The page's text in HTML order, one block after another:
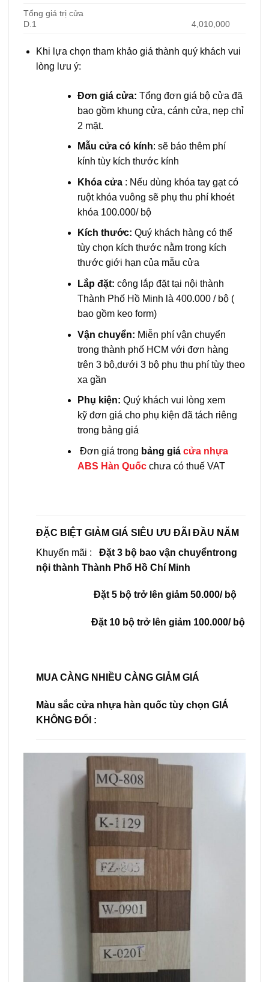
Tổng giá trị cửa
D.1
4,010,000
Khi lựa chọn tham khảo giá thành quý khách vui
lòng lưu ý:
Đơn giá cửa: Tổng đơn giá bộ cửa đã
bao gồm khung cửa, cánh cửa, nẹp chỉ
2 mặt.
Mẫu cửa có kính: sẽ báo thêm phí
kính tùy kích thước kính
Khóa cửa: Nếu dùng khóa tay gạt có
ruột khóa vuông sẽ phụ thu phí khoét
khóa 100.000/ bộ
Kích thước: Quý khách hàng có thể
tùy chọn kích thước nằm trong kích
thước giới hạn của mẫu cửa
Lắp đặt: công lắp đặt tại nội thành
Thành Phố Hồ Minh là 400.000 / bộ (
bao gồm keo form)
Vận chuyển: Miễn phí vận chuyển
trong thành phố HCM với đơn hàng
trên 3 bộ,dưới 3 bộ phụ thu phí tùy theo
xa gần
Phụ kiện: Quý khách vui lòng xem
kỹ đơn giá cho phụ kiện đã tách riêng
trong bảng giá
Đơn giá trong bảng giá cửa nhựa
ABS Hàn Quốcchưa có thuế VAT
ĐẶC BIỆT GIẢM GIÁ SIÊU ƯU ĐÃI ĐẦU NĂM
Khuyến mãi :
Đặt 3 bộ bao vận chuyểntrong
nội thành Thành Phố Hồ Chí Minh
Đặt 5 bộ trở lên giảm 50.000/ bộ
Đặt 10 bộ trở lên giảm 100.000/ bộ
MUA CÀNG NHIỀU CÀNG GIẢM GIÁ
Màu sắc cửa nhựa hàn quốc tùy chọn GIÁ
KHÔNG ĐỔI :